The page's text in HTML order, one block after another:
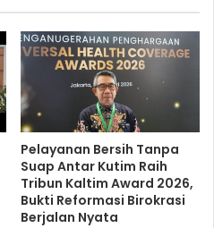
Pelayanan Bersih Tanpa
Suap Antar Kutim Raih
Tribun Kaltim Award 2026,
Bukti Reformasi Birokrasi
Berjalan Nyata